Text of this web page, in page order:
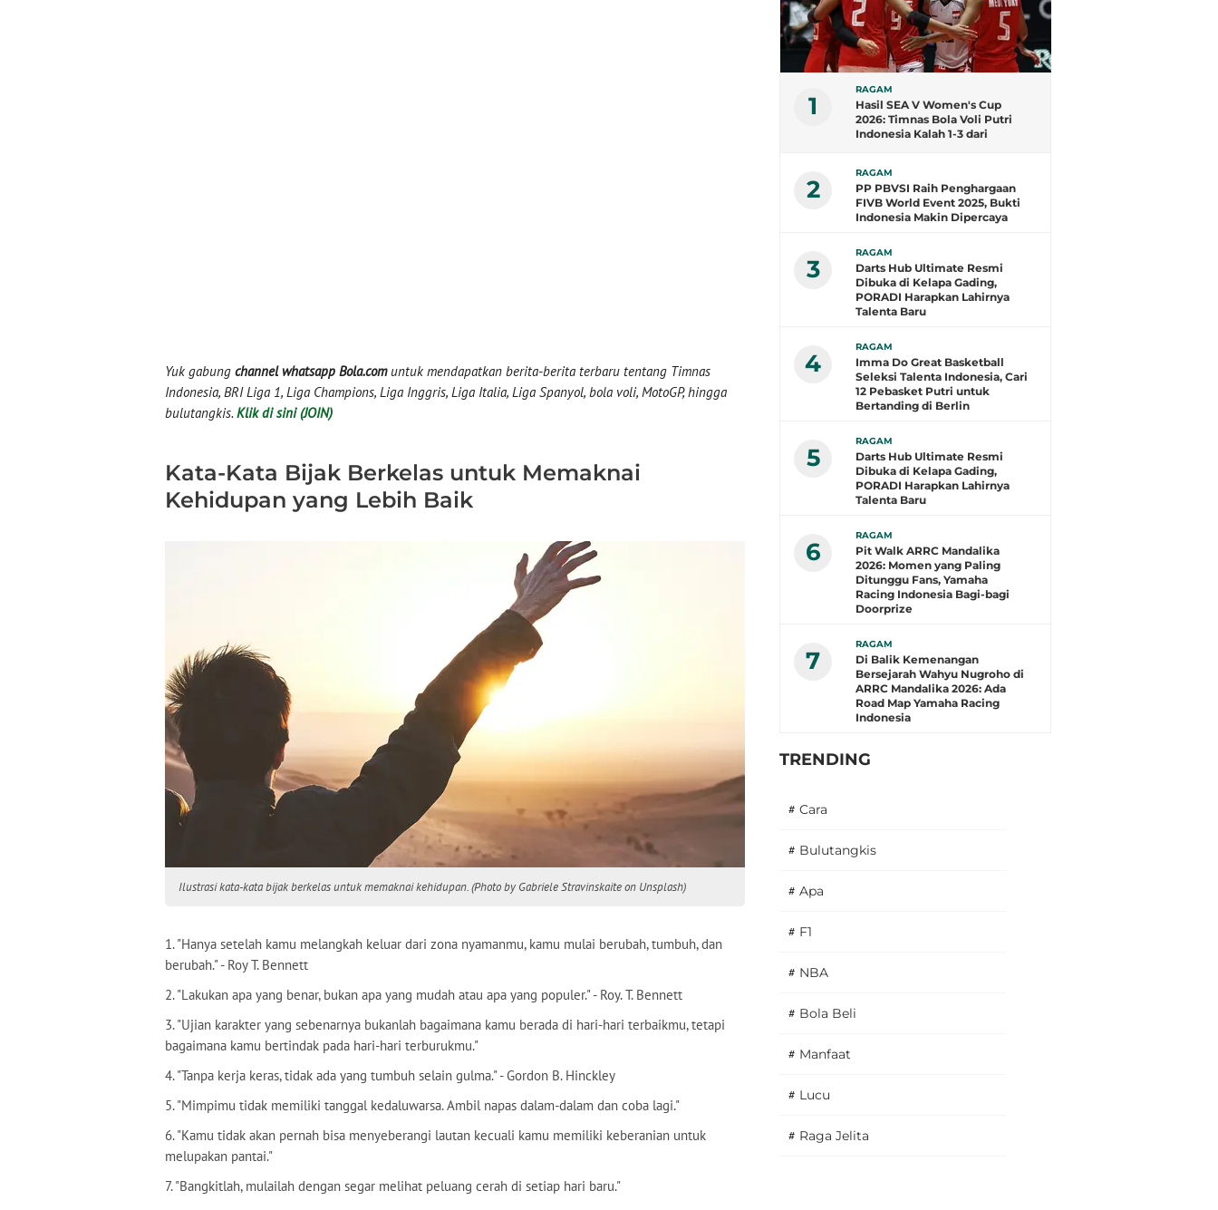
Yuk gabung channel whatsapp Bola.comuntuk mendapatkan berita-berita terbaru tentang Timnas
Indonesia, BRI Liga 1, Liga Champions, Liga Inggris, Liga Italia, Liga Spanyol, bola voli, MotoGP, hingga
bulutangkis. Klik di sini (JOIN)
Kata-Kata Bijak Berkelas untuk Memaknai
Kehidupan yang Lebih Baik
Ilustrasi kata-kata bijak berkelas untuk memaknai kehidupan. (Photo by Gabriele Stravinskaite on Unsplash)
1. "Hanya setelah kamu melangkah keluar dari zona nyamanmu, kamu mulai berubah, tumbuh, dan
berubah." - Roy T. Bennett
2. "Lakukan apa yang benar, bukan apa yang mudah atau apa yang populer." - Roy. T. Bennett
3. "Ujian karakter yang sebenarnya bukanlah bagaimana kamu berada di hari-hari terbaikmu, tetapi
bagaimana kamu bertindak pada hari-hari terburukmu."
4. "Tanpa kerja keras, tidak ada yang tumbuh selain gulma." - Gordon B. Hinckley
5. "Mimpimu tidak memiliki tanggal kedaluwarsa. Ambil napas dalam-dalam dan coba lagi."
6. "Kamu tidak akan pernah bisa menyeberangi lautan kecuali kamu memiliki keberanian untuk
melupakan pantai."
7. "Bangkitlah, mulailah dengan segar melihat peluang cerah di setiap hari baru."
1
RAGAM
Hasil SEA V Women's Cup
2026: Timnas Bola Voli Putri
Indonesia Kalah 1-3 dari
2
RAGAM
PP PBVSI Raih Penghargaan
FIVB World Event 2025, Bukti
Indonesia Makin Dipercaya
3
RAGAM
Darts Hub Ultimate Resmi
Dibuka di Kelapa Gading,
PORADI Harapkan Lahirnya
Talenta Baru
4
RAGAM
Imma Do Great Basketball
Seleksi Talenta Indonesia, Cari
12 Pebasket Putri untuk
Bertanding di Berlin
5
RAGAM
Darts Hub Ultimate Resmi
Dibuka di Kelapa Gading,
PORADI Harapkan Lahirnya
Talenta Baru
6
RAGAM
Pit Walk ARRC Mandalika
2026: Momen yang Paling
Ditunggu Fans, Yamaha
Racing Indonesia Bagi-bagi
Doorprize
7
RAGAM
Di Balik Kemenangan
Bersejarah Wahyu Nugroho di
ARRC Mandalika 2026: Ada
Road Map Yamaha Racing
Indonesia
TRENDING
# Cara
# Bulutangkis
# Apa
# F1
# NBA
# Bola Beli
# Manfaat
# Lucu
# Raga Jelita